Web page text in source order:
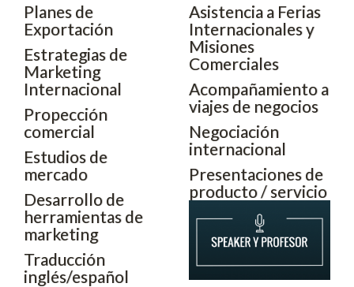
Planes de
Exportación
Estrategias de
Marketing
Internacional
Propección
comercial
Estudios de
mercado
Desarrollo de
herramientas de
marketing
Traducción
inglés/español
Asistencia a Ferias
Internacionales y
Misiones
Comerciales
Acompañamiento a
viajes de negocios
Negociación
internacional
Presentaciones de
producto / servicio